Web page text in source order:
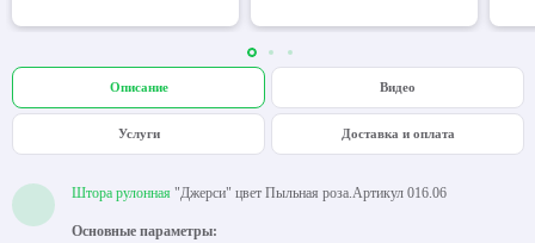
Описание Видео
Услуги Доставка и оплата
Штора рулонная "Джерси" цвет Пыльная роза.Артикул 016.06
Основные параметры: